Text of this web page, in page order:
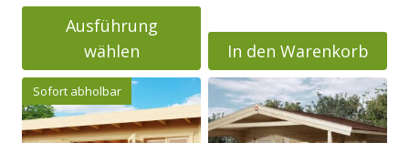
bis
1660000 Ft
Ausführung
wählen
Dieses
Produkt
weist
In den Warenkorb
Sofort abholbar